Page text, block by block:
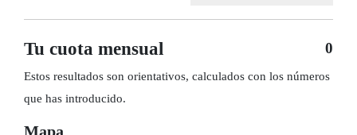
Tu cuota mensual 0
Estos resultados son orientativos, calculados con los números
que has introducido.
Mapa